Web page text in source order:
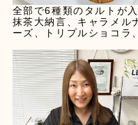
全部で6種類のタルトが
抹茶大納言、キャラメル
ーズ、トリプルショコラ